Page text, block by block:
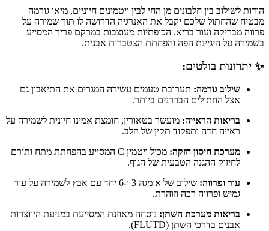
הודות לשילוב בין חלבונים מן החי לבין ויטמינים חיוניים, מיאו גורמה
מבטיח שהחתול שלכם יקבל את האנרגיה הדרושה לו תוך שמירה על
פרווה מבריקה ועור בריא. הכופתיות מעוצבות במרקם פריך המסייע
בשמירה על היגיינת הפה והפחתת הצטברות אבנית.
✨ יתרונות בולטים:
שילוב גורמה: תערובת טעמים עשירה המגרים את התיאבון גם
אצל החתולים הבררנים ביותר.
בריאות הראייה: מועשר בטאורין, חומצת אמינו חיונית לשמירה על
ראייה חדה ותפקוד תקין של הלב.
מערכת חיסון חזקה:
מכיל ויטמין C המסייע בהפחתת מתח ותורם
לחיזוק ההגנה הטבעית של הגוף.
עור ופרווה:
שילוב של אומגה 3 ו-6 יחד עם אבץ לשמירה על עור
גמיש ופרווה רכה וזוהרת.
בריאות מערכת השתן: נוסחה מאוזנת המסייעת במניעת היווצרות
אבנים בדרכי השתן (FLUTD).